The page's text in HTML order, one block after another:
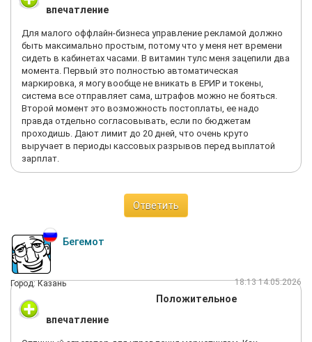
впечатление
Для малого оффлайн-бизнеса управление рекламой должно
быть максимально простым, потому что у меня нет времени
сидеть в кабинетах часами. В витамин тулс меня зацепили два
момента. Первый это полностью автоматическая
маркировка, я могу вообще не вникать в ЕРИР и токены,
система все отправляет сама, штрафов можно не бояться.
Второй момент это возможность постоплаты, ее надо
правда отдельно согласовывать, если по бюджетам
проходишь. Дают лимит до 20 дней, что очень круто
выручает в периоды кассовых разрывов перед выплатой
зарплат.
Ответить
Бегемот
Город: Казань 18:13 14.05.2026
Положительное
впечатление